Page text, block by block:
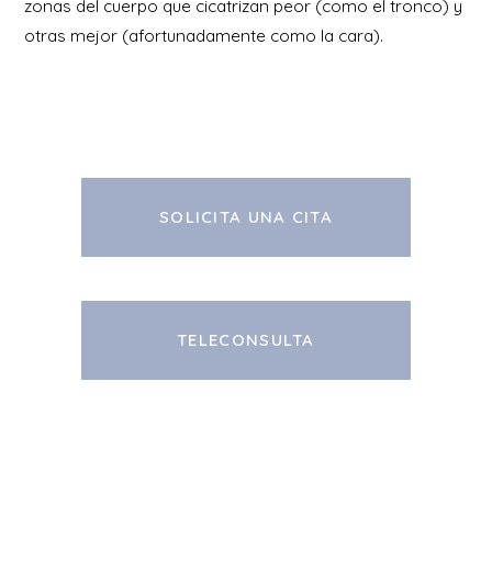
zonas del cuerpo que cicatrizan peor (como el tronco) y
otras mejor (afortunadamente como la cara).
SOLICITA UNA CITA
TELECONSULTA